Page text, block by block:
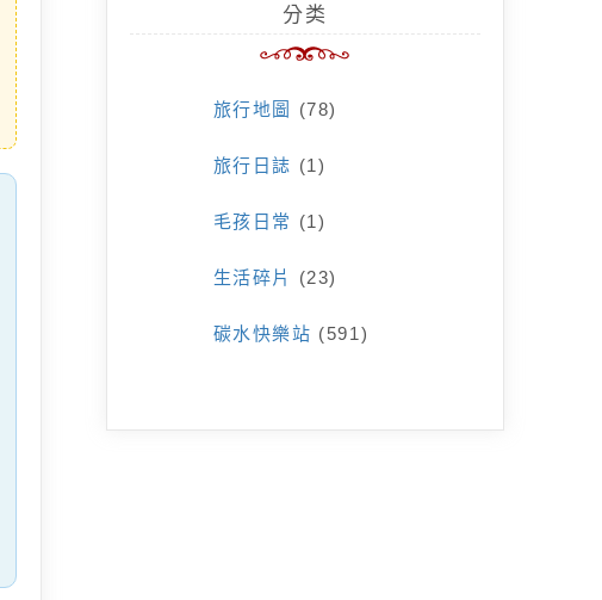
分类
旅行地圖 (78)
旅行日誌 (1)
毛孩日常 (1)
生活碎片 (23)
碳水快樂站 (591)